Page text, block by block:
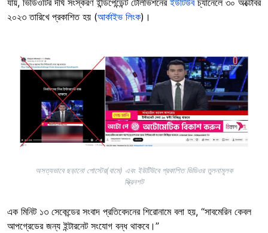
২০২৩ তারিখে প্রকাশিত হয় (আর্কাইভ লিংক)।
Image
অসত্যভাবে ছড়ানো পোস্টের(বামে) এবং ইউটিউবে প্রকাশিত ভিডিওর তুলনামূলক
স্ক্রিনশট
এক মিনিট ১৩ সেকেন্ডের সংবাদ প্রতিবেদনের শিরোনামে বলা হয়, “সাবমেরিন কেবল
আপগ্রেডের জন্য ইন্টারনেট সংযোগ বন্ধ থাকবে।”